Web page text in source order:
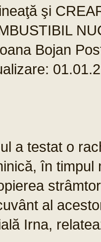
şi
Bojan
a testat o
în timpul
al
Irna,